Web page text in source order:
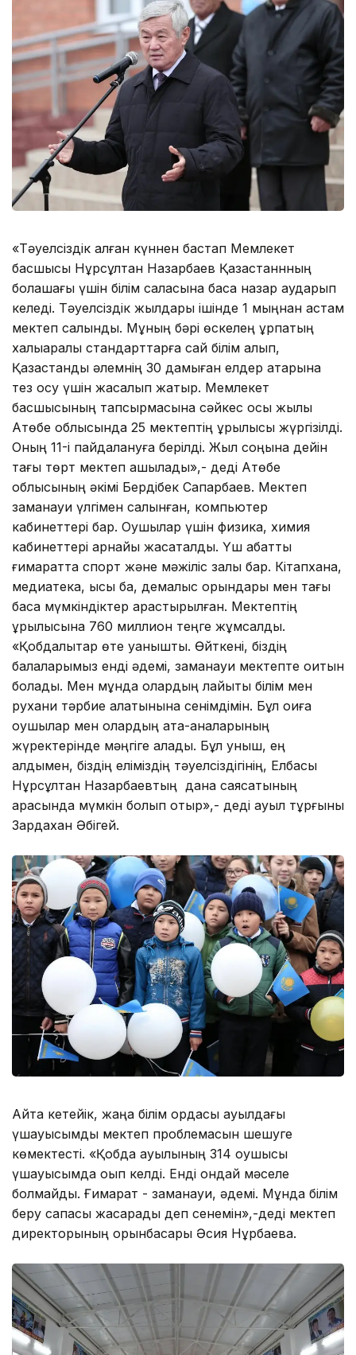
«Тәуелсіздік алған күннен бастап Мемлекет
басшысы Нұрсұлтан Назарбаев Қазақстаннның
болашағы үшін білім саласына баса назар аударып
келеді. Тәуелсіздік жылдары ішінде 1 мыңнан астам
мектеп салынды. Мұның бәрі өскелең ұрпақтың
халықаралық стандарттарға сай білім алып,
Қазақстанды әлемнің 30 дамыған елдер қатарына
тез қосу үшін жасалып жатыр. Мемлекет
басшысының тапсырмасына сәйкес осы жылы
Ақтөбе облысында 25 мектептің құрылысы жүргізілді.
Оның 11-і пайдалануға берілді. Жыл соңына дейін
тағы төрт мектеп ашылады»,- деді Ақтөбе
облысының әкімі Бердібек Сапарбаев. Мектеп
заманауи үлгімен салынған, компьютер
кабинеттері бар. Оқушылар үшін физика, химия
кабинеттері арнайы жасақталды. Үш қабатты
ғимаратта спорт және мәжіліс залы бар. Кітапхана,
медиатека, қысқы бақ, демалыс орындары мен тағы
басқа мүмкіндіктер қарастырылған. Мектептің
құрылысына 760 миллион теңге жұмсалды.
«Қобдалықтар өте қуанышты. Өйткені, біздің
балаларымыз енді әдемі, заманауи мектепте оқитын
болады. Мен мұнда олардың лайықты білім мен
рухани тәрбие алатынына сенімдімін. Бұл оқиға
оқушылар мен олардың ата-аналарының
жүректерінде мәңгіге қалады. Бұл қуныш, ең
алдымен, біздің еліміздің тәуелсіздігінің, Елбасы
Нұрсұлтан Назарбаевтың дана саясатының
арқасында мүмкін болып отыр»,- деді ауыл тұрғыны
Зардахан Әбігей.
Айта кетейік, жаңа білім ордасы ауылдағы
үшауысымды мектеп проблемасын шешуге
көмектесті. «Қобда ауылының 314 оқушысы
үшауысымда оқып келді. Енді ондай мәселе
болмайды. Ғимарат - заманауи, әдемі. Мұнда білім
беру сапасы жақсарады деп сенемін»,-деді мектеп
директорының орынбасары Әсия Нұрбаева.